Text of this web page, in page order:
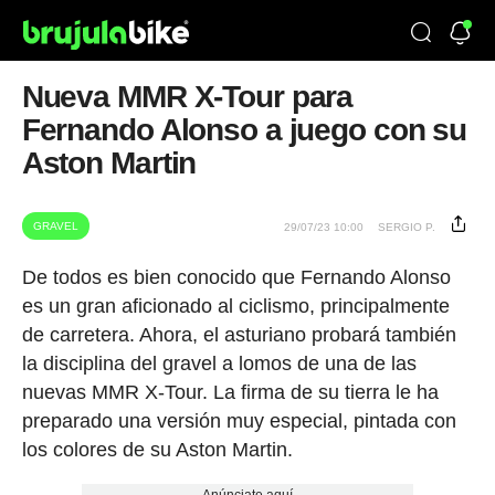
Nueva MMR X-Tour para
Fernando Alonso a juego con su
Aston Martin
GRAVEL 29/07/23 10:00 SERGIO P.
De todos es bien conocido que Fernando Alonso
es un gran aficionado al ciclismo, principalmente
de carretera. Ahora, el asturiano probará también
la disciplina del gravel a lomos de una de las
nuevas MMR X-Tour. La firma de su tierra le ha
preparado una versión muy especial, pintada con
los colores de su Aston Martin.